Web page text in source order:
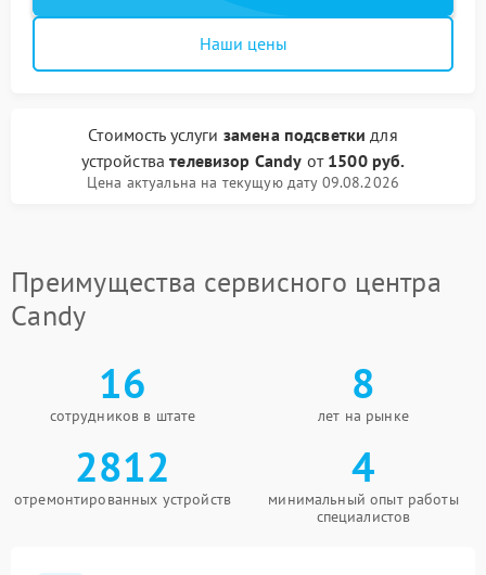
Наши цены
Стоимость услуги замена подсветки для
устройствателевизор Candy от 1500 руб.
Цена актуальна на текущую дату 09.08.2026
Преимущества сервисного центра
Candy
16
сотрудников в штате
8
лет на рынке
2812
отремонтированных устройств
4
минимальный опыт работы
специалистов